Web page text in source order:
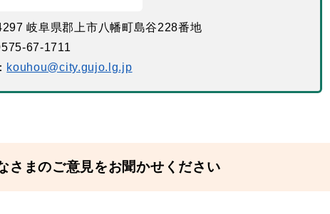
岐阜県郡上市八幡町島谷228番地
67-1711
kouhou@city.gujo.lg.jp
さまのご意見をお聞かせください